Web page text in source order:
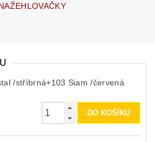
/stříbrná+103 Siam /červená